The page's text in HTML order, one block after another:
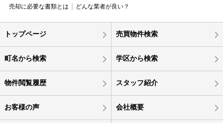
売却に必要な書類とは
どんな業者が良い？
トップページ 売買物件検索
町名から検索 学区から検索
物件閲覧履歴 スタッフ紹介
お客様の声 会社概要